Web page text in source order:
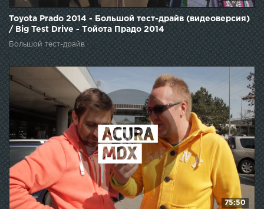
Toyota Prado 2014 - Большой тест-драйв (видеоверсия)
/ Big Test Drive - Тойота Прадо 2014
Большой тест-драйв
75:50